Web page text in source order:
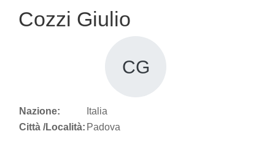
Cozzi Giulio
CG
Nazione:
Italia
Città /Località: Padova